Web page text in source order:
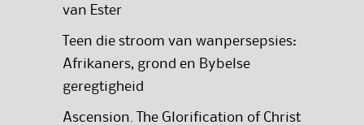
van Ester
Teen die stroom van wanpersepsies:
Afrikaners, grond en Bybelse
geregtigheid
Ascension. The Glorification of Christ